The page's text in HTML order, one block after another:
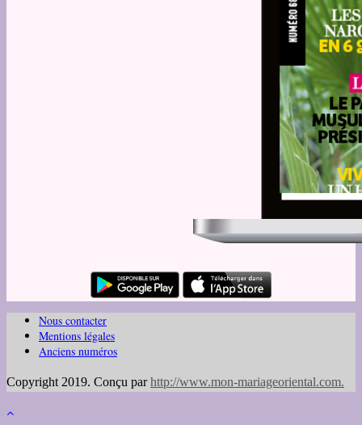
Nous contacter
Mentions légales
Anciens numéros
Copyright 2019. Conçu parhttp://www.mon-mariageoriental.com.